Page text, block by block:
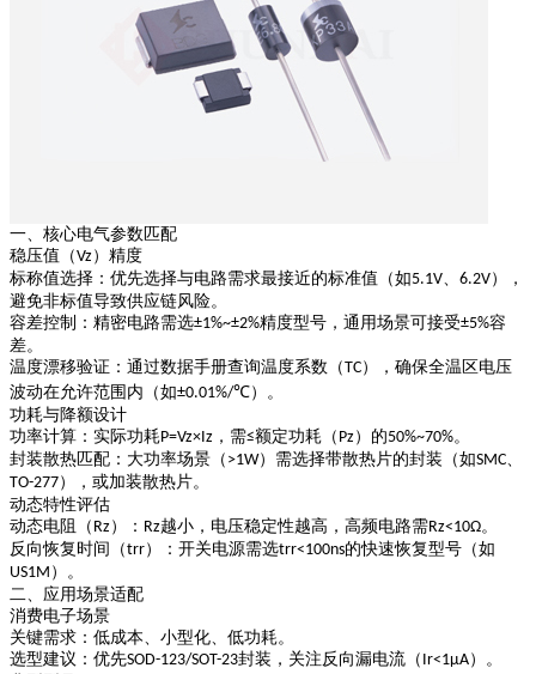
一、核心电气参数匹配
稳压值（Vz）精度
标称值选择 ：优先选择与电路需求最接近的标准值（如5.1V 6.2V），
避免非标值导致供应链风险。
容差控制 ：精密电路需选±1%~±2%精度型号，通用场景可接受±5%容
差。
温度漂移验证 ：通过数据手册查询温度系数（TC），确保全温区电压
波动在允许范围内（如±0.01%/℃）。
功耗与降额设计
功率计算 ：实际功耗P=Vz×Iz ，需≤额定功耗（ Pz）的50%~70%。
封装散热匹配 ：大功率场景（ >1W）需选择带散热片的封装（如SMC
TO-277），或加装散热片。
动态特性评估
动态电阻（ Rz） ： Rz越小，电压稳定性越高，高频电路需Rz<10Ω。
反向恢复时间（trr） ：开关电源需选trr<100ns的快速恢复型号（如
US1M ）。
二、应用场景适配
消费电子场景
关键需求 ：低成本、小型化、低功耗。
选型建议 ：优先SOD-123/SOT-23封装，关注反向漏电流（ Ir<1μA）。